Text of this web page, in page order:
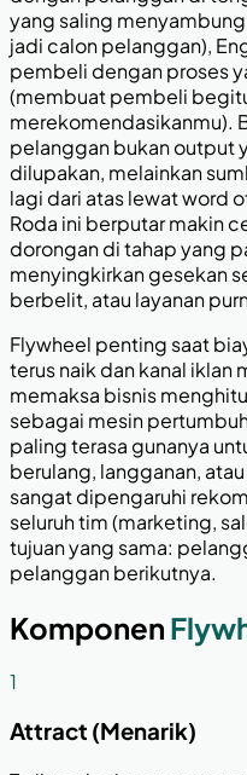
yang saling
jadi calon pelanggan),
pembeli dengan proses
(membuat pembeli
merekomendasikanmu).
pelanggan bukan output
dilupakan, melainkan
lagi dari atas lewat word
Roda ini berputar makin
dorongan di tahap yang
menyingkirkan gesekan
berbelit, atau layanan
Flywheel penting saat
terus naik dan kanal iklan
memaksa bisnis
sebagai mesin
paling terasa gunanya
berulang, langganan,
sangat dipengaruhi
seluruh tim (marketing,
tujuan yang sama:
pelanggan berikutnya.
Komponen
1
Attract (Menarik)